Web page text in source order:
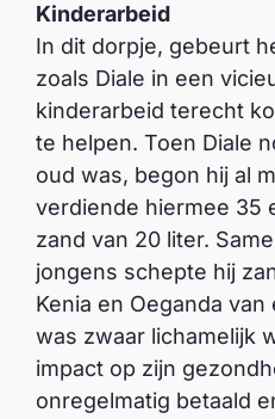
Kinderarbeid
In dit dorpje, gebeurt
zoals Diale in een
kinderarbeid terecht
te helpen. Toen Diale
oud was, begon hij al
verdiende hiermee 35
zand van 20 liter.
jongens schepte hij
Kenia en Oeganda
was zwaar lichamelijk
impact op zijn
onregelmatig betaald